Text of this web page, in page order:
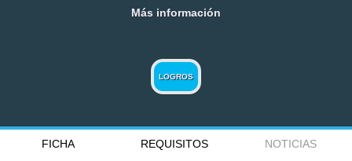
Más información
LOGROS
FICHA REQUISITOS
NOTICIAS